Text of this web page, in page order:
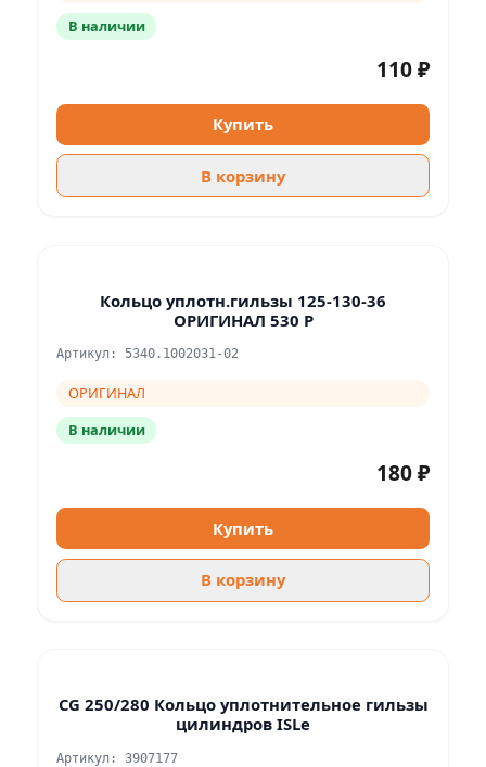
В наличии
110 ₽
Купить
В корзину
Кольцо уплотн.гильзы 125-130-36
ОРИГИНАЛ 530 P
Артикул: 5340.1002031-02
ОРИГИНАЛ
В наличии
180 ₽
Купить
В корзину
CG 250/280 Кольцо уплотнительное гильзы
цилиндров ISLe
Артикул: 3907177